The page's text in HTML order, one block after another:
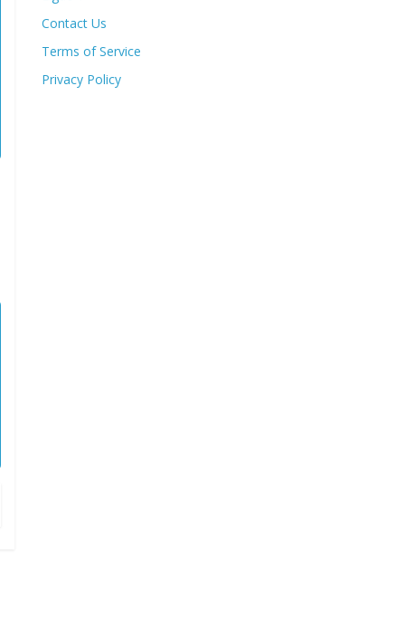
Contact Us
Terms of Service
Privacy Policy